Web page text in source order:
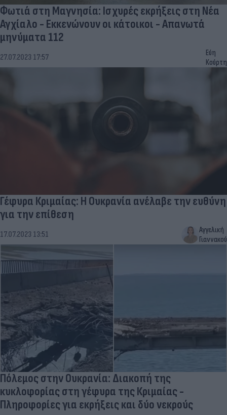
Φωτιά στη Μαγνησία: Ισχυρές εκρήξεις στη Νέα
Αγχίαλο - Εκκενώνουν οι κάτοικοι - Απανωτά
μηνύματα 112
27.07.2023 17:57
Εύη
Κούρτη
Γέφυρα Κριμαίας: Η Ουκρανία ανέλαβε την ευθύνη
για την επίθεση
17.07.2023 13:51
Αγγελική
Γιαννακού
Πόλεμος στην Ουκρανία: Διακοπή της
κυκλοφορίας στη γέφυρα της Κριμαίας -
Πληροφορίες για εκρήξεις και δύο νεκρούς